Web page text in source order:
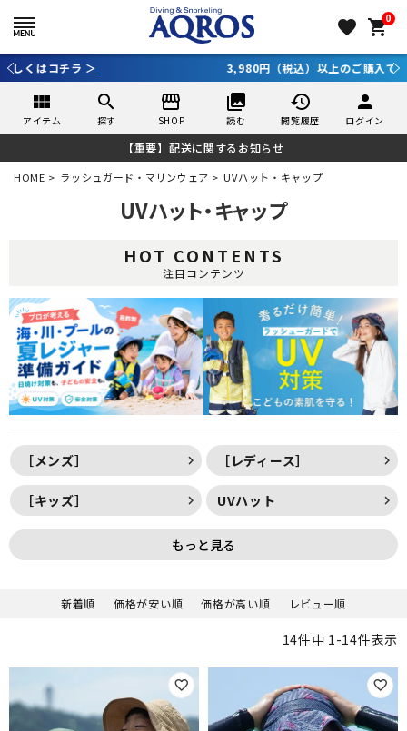
favorite 0
shopping_cart
3,980円（税込）以上のご購入で送料無料！
view_module
アイテム
search
探す
storefront
SHOP
collections
読む
history
閲覧履歴
person
ログイン
【重要】配送に関するお知らせ
HOME ラッシュガード・マリンウェア UVハット・キャップ
UVハット・キャップ
HOT CONTENTS
注目コンテンツ
［メンズ］ ［レディース］
［キッズ］ UVハット
もっと見る
新着順 価格が安い順 価格が高い順 レビュー順
14件中 1-14件表示